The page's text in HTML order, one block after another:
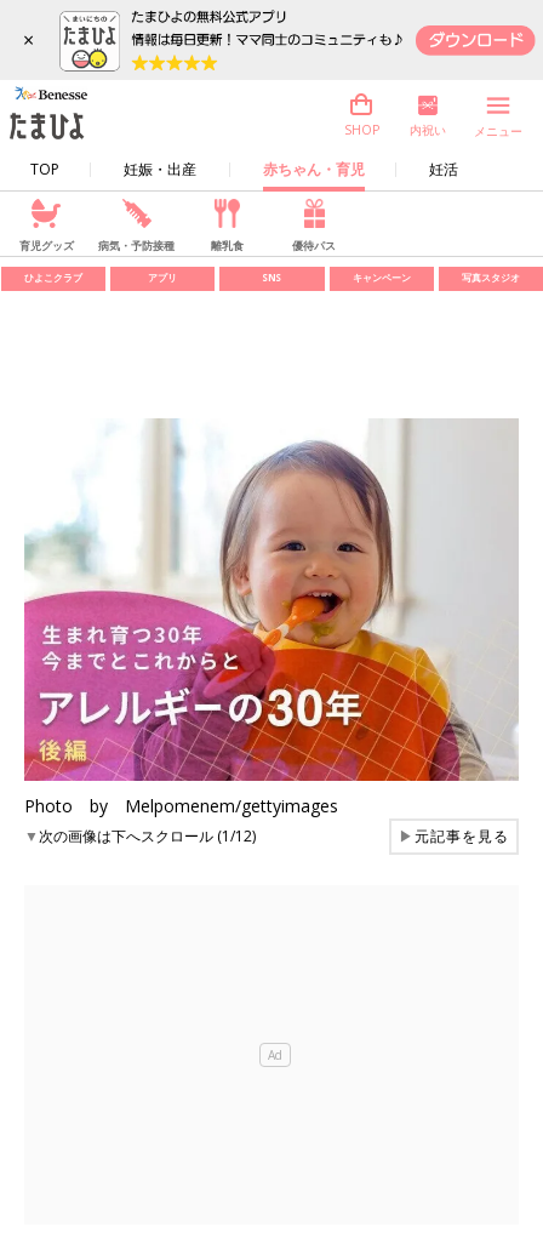
×
TOP 妊娠・出産 赤ちゃん・育児 妊活
SHOP 内祝い メニュー
育児グッズ 病気・予防接種 離乳食 優待パス
ひよこクラブ アプリ SNS キャンペーン 写真スタジオ
Photo by Melpomenem/gettyimages
▼次の画像は下へスクロール (1/12) ▶元記事を見る